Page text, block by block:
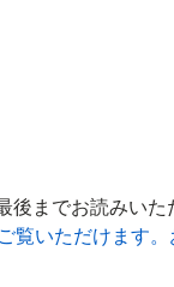
までお読みいた
覧いただけます